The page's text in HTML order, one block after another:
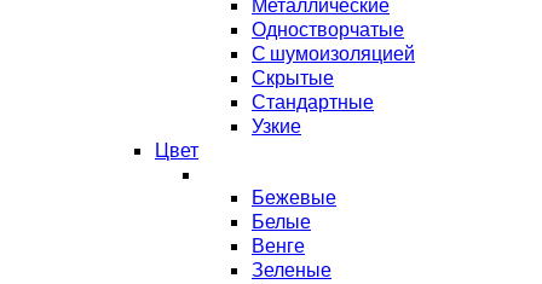
Одностворчатые
С шумоизоляцией
Скрытые
Стандартные
Узкие
Цвет
Бежевые
Белые
Венге
Зеленые